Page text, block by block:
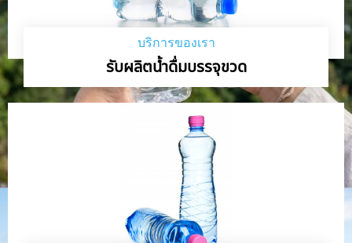
บริการของเรา
รับผลิตน้ำดื่มบรรจุขวด